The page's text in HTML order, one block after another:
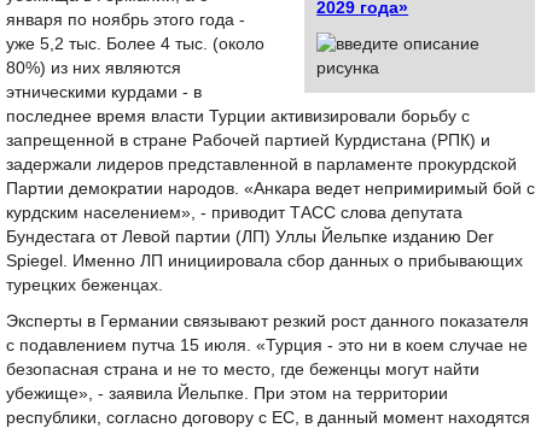
2029 года»
января по ноябрь этого года -
уже 5,2 тыс. Более 4 тыс. (около
80%) из них являются
этническими курдами - в
последнее время власти Турции активизировали борьбу с
запрещенной в стране Рабочей партией Курдистана (РПК) и
задержали лидеров представленной в парламенте прокурдской
Партии демократии народов. «Анкара ведет непримиримый бой с
курдским населением», - приводит ТАСС слова депутата
Бундестага от Левой партии (ЛП) Уллы Йельпке изданию Der
Spiegel. Именно ЛП инициировала сбор данных о прибывающих
турецких беженцах.
Эксперты в Германии связывают резкий рост данного показателя
с подавлением путча 15 июля. «Турция - это ни в коем случае не
безопасная страна и не то место, где беженцы могут найти
убежище», - заявила Йельпке. При этом на территории
республики, согласно договору с ЕС, в данный момент находятся